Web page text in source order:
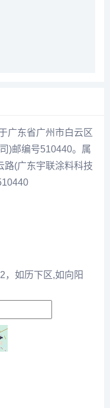
广东省广州市白云区
)邮编号510440。属
路(广东宇联涂料科技
，如历下区,如向阳